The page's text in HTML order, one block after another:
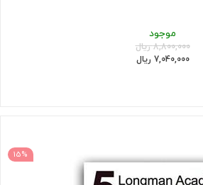
موجود
8,800,000 ریال
7,040,000 ریال
15%